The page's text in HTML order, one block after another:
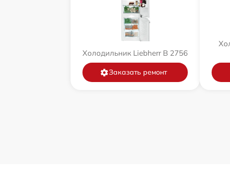
Холодильник Liebherr B 2756
Заказать ремонт